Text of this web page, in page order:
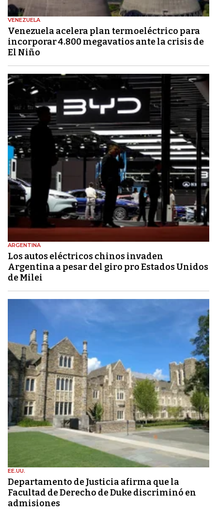
VENEZUELA
Venezuela acelera plan termoeléctrico para
incorporar 4.800 megavatios ante la crisis de
El Niño
ARGENTINA
Los autos eléctricos chinos invaden
Argentina a pesar del giro pro Estados Unidos
de Milei
EE.UU.
Departamento de Justicia afirma que la
Facultad de Derecho de Duke discriminó en
admisiones